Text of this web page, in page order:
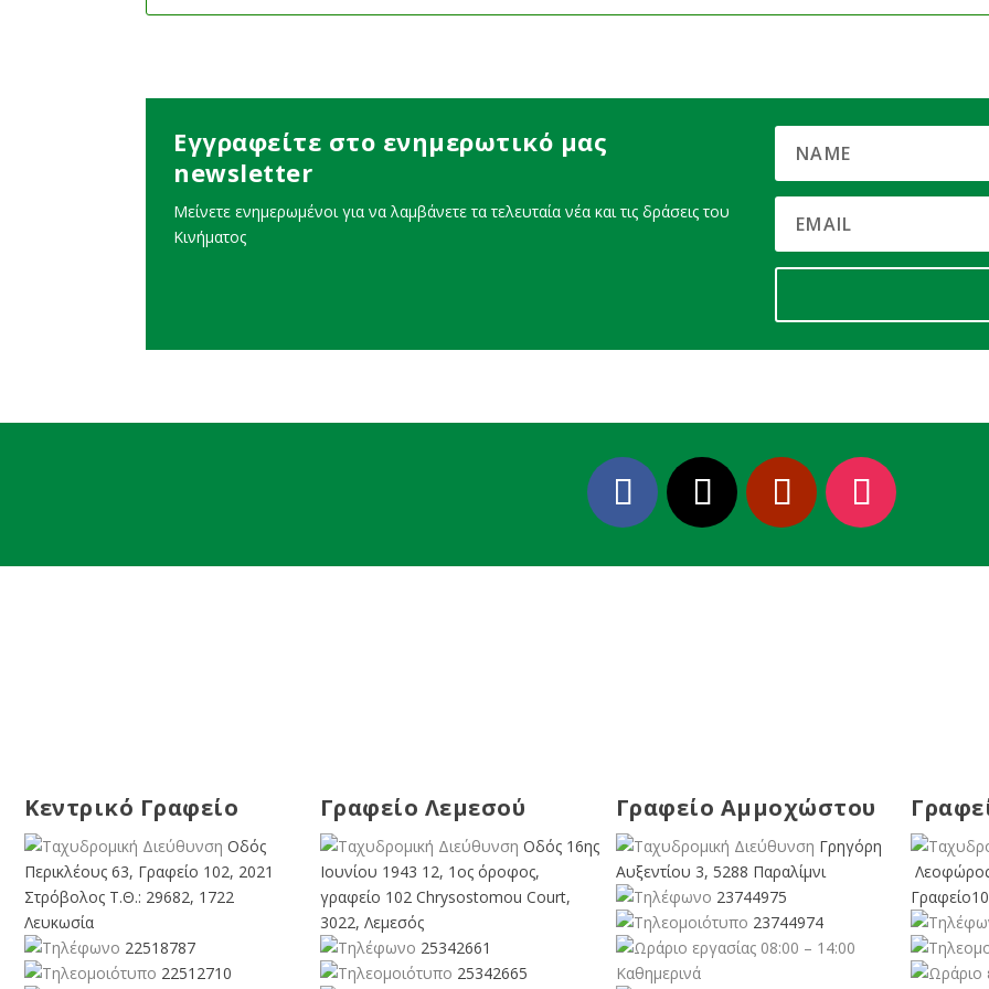
Εγγραφείτε στο ενημερωτικό μας
newsletter
Μείνετε ενημερωμένοι για να λαμβάνετε τα τελευταία νέα και τις δράσεις του
Κινήματος
Κεντρικό Γραφείο
Οδός
Περικλέους 63, Γραφείο 102, 2021
Στρόβολος Τ.Θ.: 29682, 1722
Λευκωσία
22518787
22512710
Γραφείο Λεμεσού
Οδός 16ης
Ιουνίου 1943 12, 1ος όροφος,
γραφείο 102 Chrysostomou Court,
3022, Λεμεσός
25342661
25342665
Γραφείο Αμμοχώστου
Γρηγόρη
Αυξεντίου 3, 5288 Παραλίμνι
23744975
23744974
08:00 – 14:00
Καθημερινά